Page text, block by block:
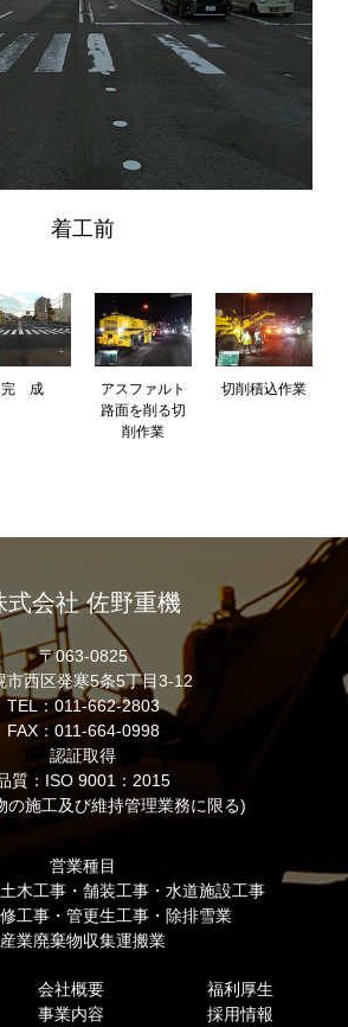
着工前
完 成
アスファルト
路面を削る切
削作業
切削積込作業
式会社 佐野重機
〒063-0825
市西区発寒5条5丁目3-12
TEL：011-662-2803
FAX：011-664-0998
認証取得
質：ISO 9001：2015
の施工及び維持管理業務に限る)
営業種目
木工事・舗装工事・水道施設工事
工事・管更生工事・除排雪業
産業廃棄物収集運搬業
会社概要
福利厚生
事業内容 採用情報